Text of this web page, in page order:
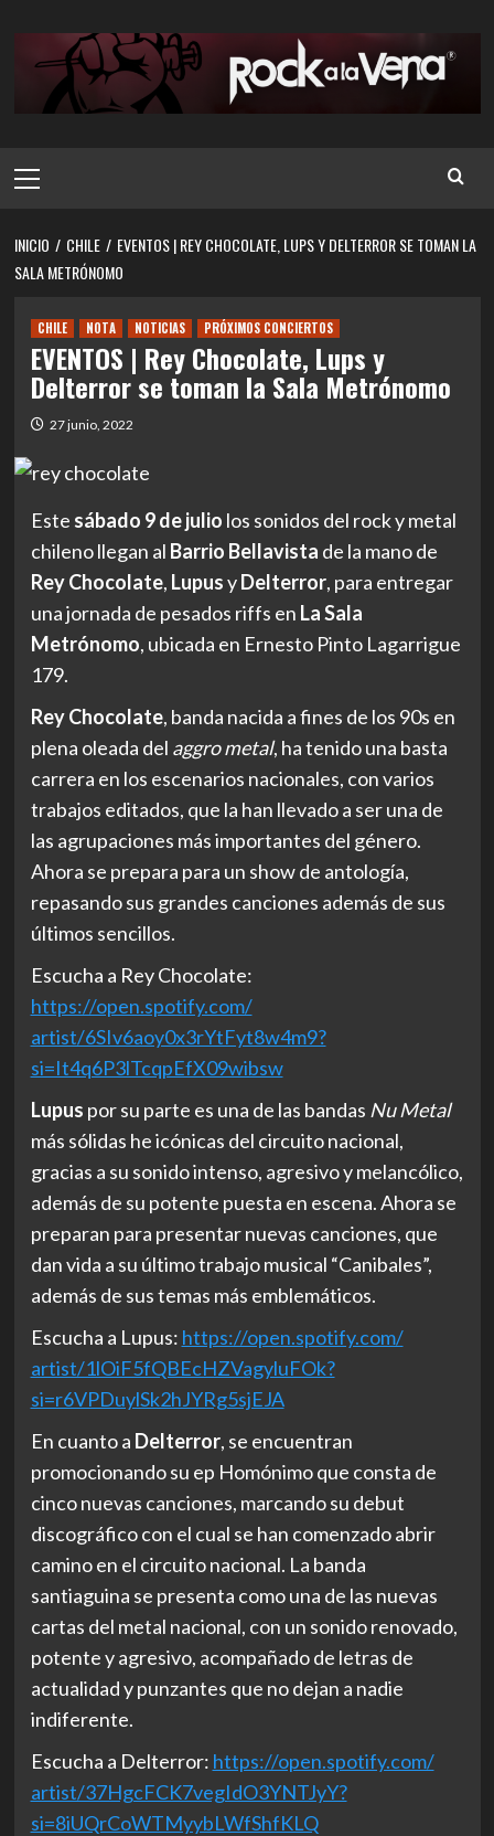
contenido
principal
INICIO CHILE
EVENTOS | REY CHOCOLATE, LUPS Y DELTERROR SE TOMAN LA
SALA METRÓNOMO
CHILE NOTA NOTICIAS PRÓXIMOS CONCIERTOS
EVENTOS | Rey Chocolate, Lups y
Delterror se toman la Sala Metrónomo
27 junio, 2022
Este sábado 9 de julio los sonidos del rock y metal
chileno llegan al Barrio Bellavista de la mano de
Rey Chocolate, LupusyDelterror, para entregar
una jornada de pesados riffs en La Sala
Metrónomo, ubicada en Ernesto Pinto Lagarrigue
179.
Rey Chocolate, banda nacida a fines de los 90s en
plena oleada del aggro metal, ha tenido una basta
carrera en los escenarios nacionales, con varios
trabajos editados, que la han llevado a ser una de
las agrupaciones más importantes del género.
Ahora se prepara para un show de antología,
repasando sus grandes canciones además de sus
últimos sencillos.
Escucha a Rey Chocolate:
https://open.spotify.com/
artist/6SIv6aoy0x3rYtFyt8w4m9?
si=It4q6P3lTcqpEfX09wibsw
Lupus por su parte es una de las bandas Nu Metal
más sólidas he icónicas del circuito nacional,
gracias a su sonido intenso, agresivo y melancólico,
además de su potente puesta en escena. Ahora se
preparan para presentar nuevas canciones, que
dan vida a su último trabajo musical “Canibales”,
además de sus temas más emblemáticos.
Escucha a Lupus: https://open.spotify.com/
artist/1lOiF5fQBEcHZVagyluFOk?
si=r6VPDuylSk2hJYRg5sjEJA
En cuanto a Delterror, se encuentran
promocionando su ep Homónimo que consta de
cinco nuevas canciones, marcando su debut
discográfico con el cual se han comenzado abrir
camino en el circuito nacional. La banda
santiaguina se presenta como una de las nuevas
cartas del metal nacional, con un sonido renovado,
potente y agresivo, acompañado de letras de
actualidad y punzantes que no dejan a nadie
indiferente.
Escucha a Delterror: https://open.spotify.com/
artist/37HgcFCK7vegIdO3YNTJyY?
si=8iUQrCoWTMyybLWfShfKLQ